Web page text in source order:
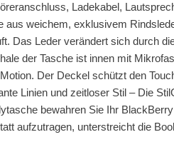
Ladekabel,
weichem, exklusivem
Das Leder verändert sich durch
der Tasche ist innen mit
Der Deckel schützt den
Linien und zeitloser Stil – Die
bewahren Sie Ihr
aufzutragen, unterstreicht die